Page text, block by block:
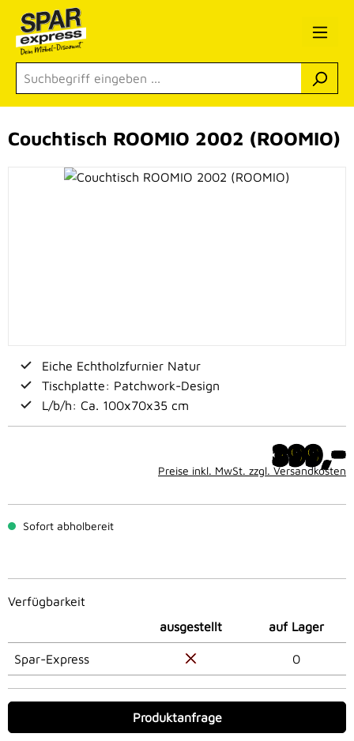
Zum Hauptinhalt springen
Bildergalerie überspringen
Couchtisch ROOMIO 2002 (ROOMIO)
Eiche Echtholzfurnier Natur
Tischplatte: Patchwork-Design
L/b/h: Ca. 100x70x35 cm
399,-
Preise inkl. MwSt. zzgl. Versandkosten
Sofort abholbereit
Verfügbarkeit
ausgestellt
auf Lager
Spar-Express 0
Produktanfrage